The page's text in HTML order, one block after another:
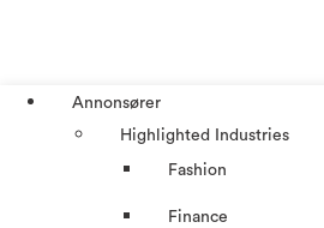
Annonsører
Highlighted Industries
Fashion
Finance